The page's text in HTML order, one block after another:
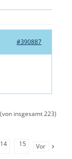
#390887
insgesamt 223)
14 15 Vor